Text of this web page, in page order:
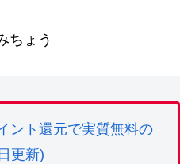
ちょう
ント還元で実質無料の
更新)